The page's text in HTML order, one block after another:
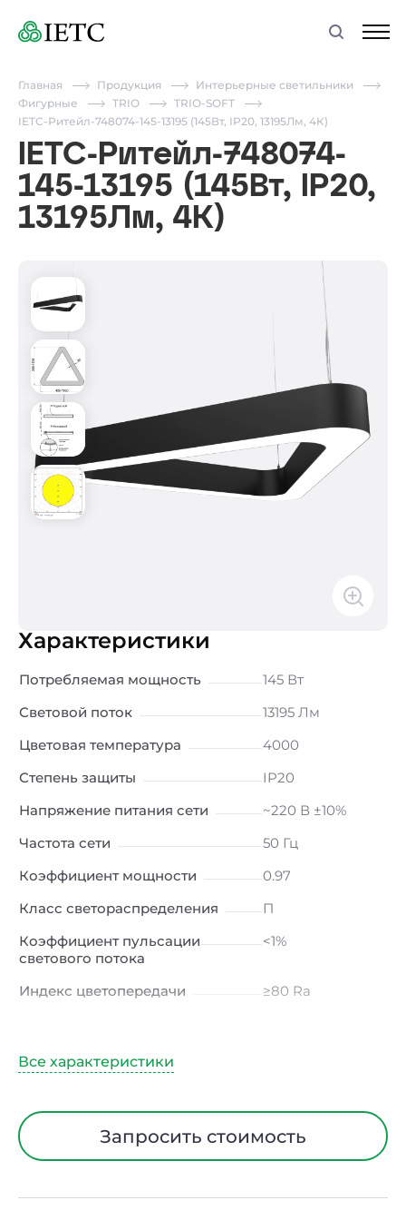
Главная Продукция
Интерьерные светильники
Фигурные
TRIO
TRIO-SOFT
IETC-Ритейл-748074-145-13195 (145Вт, IP20, 13195Лм, 4К)
IETC-Ритейл-748074-
145-13195 (145Вт, IP20,
13195Лм, 4К)
Характеристики
Потребляемая мощность
145 Вт
Световой поток
13195 Лм
Цветовая температура
4000
Степень защиты
IP20
Напряжение питания сети
~220 В ±10%
Частота сети
50 Гц
Коэффициент мощности
0.97
Класс светораспределения
П
Коэффициент пульсации
светового потока
<1%
Индекс цветопередачи
≥80 Ra
Угол рассеивания
Диапазон рабочих
температурЗапросить стоимость